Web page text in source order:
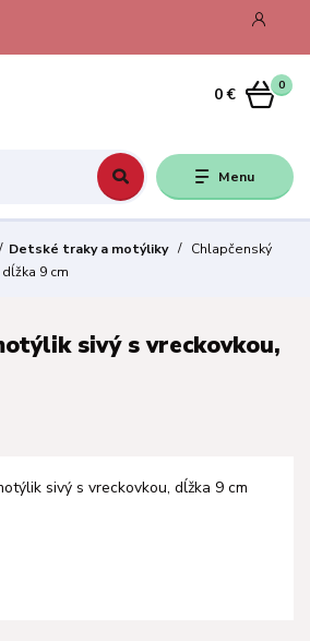
Menu
0
0 €
Detské traky a motýliky
Chlapčenský
9 cm
sivý s vreckovkou,